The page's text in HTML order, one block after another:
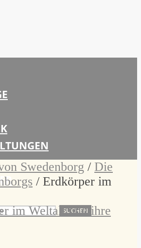
SUCHEN
Swedenborg / Die
/ Erdkörper im